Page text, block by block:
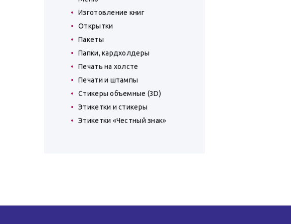
Изготовление книг
Открытки
Пакеты
Папки, кардхолдеры
Печать на холсте
Печати и штампы
Стикеры объемные (3D)
Этикетки и стикеры
Этикетки «Честный знак»